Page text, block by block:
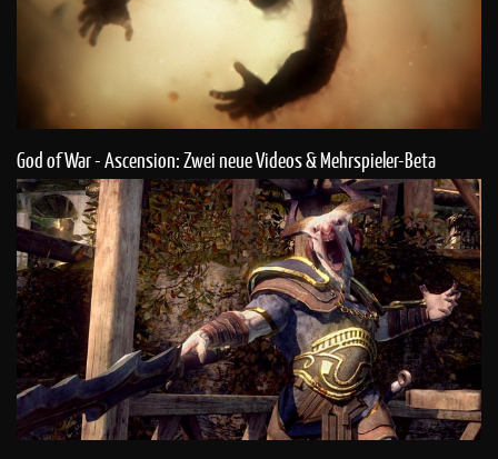
God of War - Ascension: Zwei neue Videos & Mehrspieler-Beta